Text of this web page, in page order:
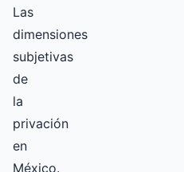
Las
dimensiones
subjetivas
de
la
privación
en
México.